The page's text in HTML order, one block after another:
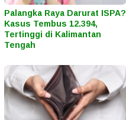
Palangka Raya Darurat ISPA?
Kasus Tembus 12.394,
Tertinggi di Kalimantan
Tengah